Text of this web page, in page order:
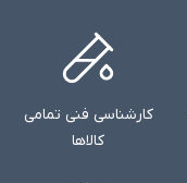
کارشناسی فنی تمامی
کالاها